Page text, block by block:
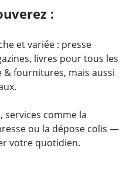
:
et variée : presse
livres pour tous les
& fournitures, mais aussi
services comme la
ou la dépose colis —
votre quotidien.